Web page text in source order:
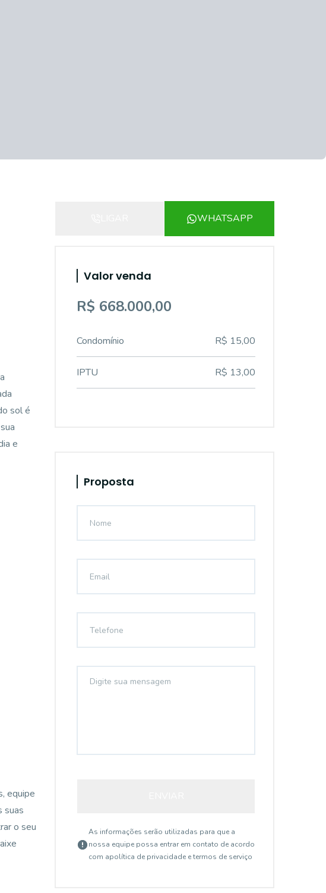
sol é
e
equipe
suas
o seu
WHATSAPP
Valor venda
R$ 668.000,00
Condomínio R$ 15,00
IPTU R$ 13,00
Proposta
As informações serão utilizadas para que a
nossa equipe possa entrar em contato de acordo
com apolítica de privacidade e termos de serviço